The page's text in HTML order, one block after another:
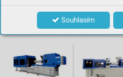
Souhlasím